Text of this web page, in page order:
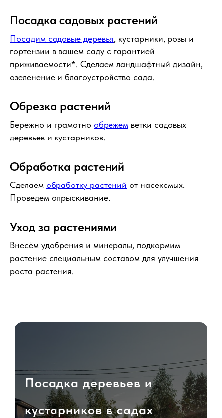
Посадка садовых растений
Посадим садовые деревья, кустарники, розы и
гортензии в вашем саду с гарантией
приживаемости*. Сделаем ландшафтный дизайн,
озеленение и благоустройство сада.
Обрезка растений
Бережно и грамотно обрежем ветки садовых
деревьев и кустарников.
Обработка растений
Сделаем обработку растений от насекомых.
Проведем опрыскивание.
Уход за растениями
Внесём удобрения и минералы, подкормим
растение специальным составом для улучшения
роста растения.
Посадка деревьев и
кустарников в садах